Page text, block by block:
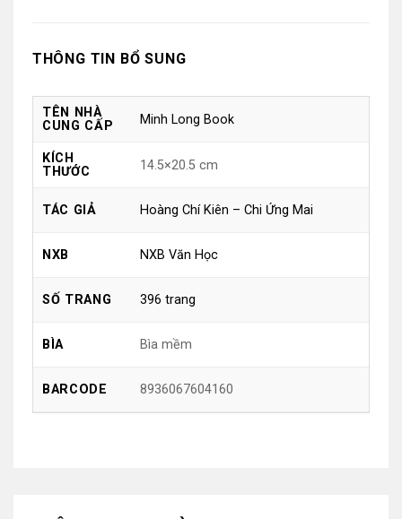
THÔNG TIN BỔ SUNG
TÊN NHÀ
CUNG CẤP
Minh Long Book
KÍCH
THƯỚC
14.5×20.5 cm
TÁC GIẢ Hoàng Chí Kiên – Chi Ứng Mai
NXB NXB Văn Học
SỐ TRANG 396 trang
BÌA Bìa mềm
BARCODE 8936067604160